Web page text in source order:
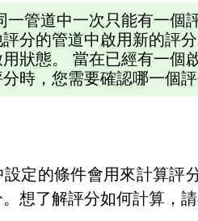
一管道中一次只能有一個
分的管道中啟用新的評
狀態。 當在已經有一個
時，您需要確認哪一個
定的條件會用來計算評
想了解評分如何計算，